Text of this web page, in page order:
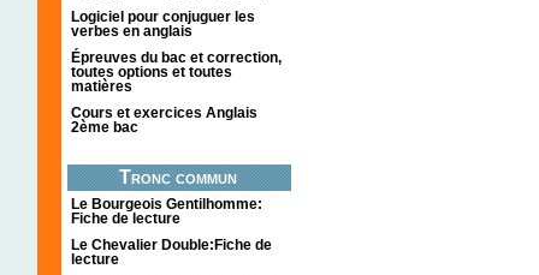
Logiciel pour conjuguer les
verbes en anglais
Épreuves du bac et correction,
toutes options et toutes
matières
Cours et exercices Anglais
2ème bac
Tronc commun
Le Bourgeois Gentilhomme:
Fiche de lecture
Le Chevalier Double:Fiche de
lecture